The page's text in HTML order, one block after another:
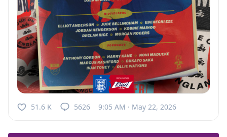
51.6 K 5626 9:05 AM · May 22, 2026